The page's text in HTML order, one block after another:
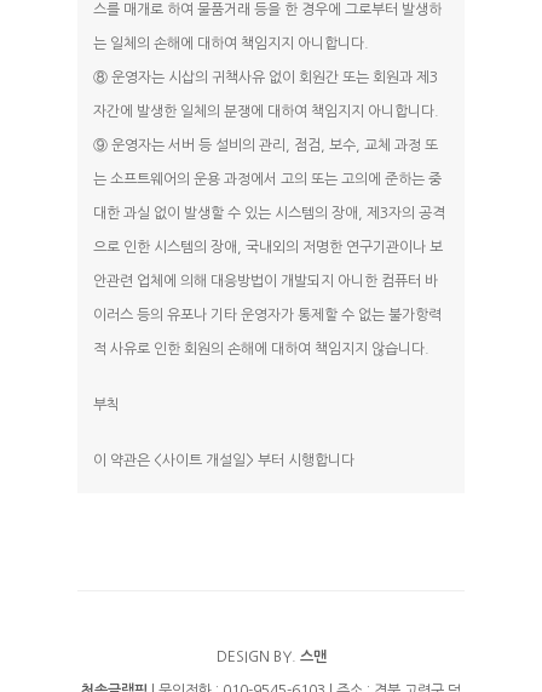
스를 매개로 하여 물품거래 등을 한 경우에 그로부터 발생하
는 일체의 손해에 대하여 책임지지 아니합니다.
⑧ 운영자는 시삽의 귀책사유 없이 회원간 또는 회원과 제3
자간에 발생한 일체의 분쟁에 대하여 책임지지 아니합니다.
⑨ 운영자는 서버 등 설비의 관리, 점검, 보수, 교체 과정 또
는 소프트웨어의 운용 과정에서 고의 또는 고의에 준하는 중
대한 과실 없이 발생할 수 있는 시스템의 장애, 제3자의 공격
으로 인한 시스템의 장애, 국내외의 저명한 연구기관이나 보
안관련 업체에 의해 대응방법이 개발되지 아니한 컴퓨터 바
이러스 등의 유포나 기타 운영자가 통제할 수 없는 불가항력
적 사유로 인한 회원의 손해에 대하여 책임지지 않습니다.
부칙
이 약관은 <사이트 개설일> 부터 시행합니다
DESIGN BY. 스맨